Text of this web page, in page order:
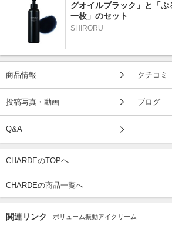
グオイルブラック」と「
一枚」のセット
SHIRORU
商品情報 クチコミ
投稿写真・動画 ブログ
Q&A
CHARDEのTOPへ
CHARDEの商品一覧へ
関連リンク ボリューム振動アイクリーム